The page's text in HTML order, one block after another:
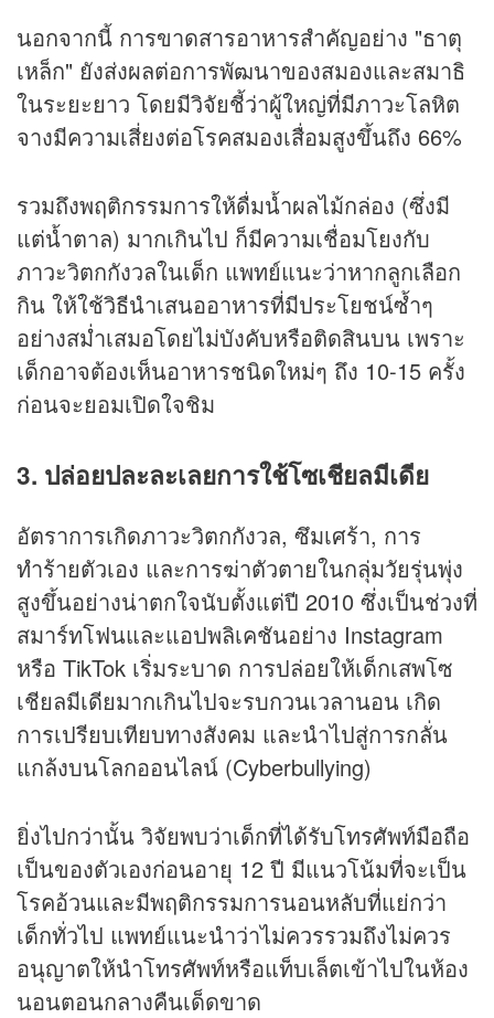
นอกจากนี้ การขาดสารอาหารสำคัญอย่าง "ธาตุ
เหล็ก" ยังส่งผลต่อการพัฒนาของสมองและสมาธิ
ในระยะยาว โดยมีวิจัยชี้ว่าผู้ใหญ่ที่มีภาวะโลหิต
จางมีความเสี่ยงต่อโรคสมองเสื่อมสูงขึ้นถึง 66%
รวมถึงพฤติกรรมการให้ดื่มน้ำผลไม้กล่อง (ซึ่งมี
แต่น้ำตาล) มากเกินไป ก็มีความเชื่อมโยงกับ
ภาวะวิตกกังวลในเด็ก แพทย์แนะว่าหากลูกเลือก
กิน ให้ใช้วิธีนำเสนออาหารที่มีประโยชน์ซ้ำๆ
อย่างสม่ำเสมอโดยไม่บังคับหรือติดสินบน เพราะ
เด็กอาจต้องเห็นอาหารชนิดใหม่ๆ ถึง 10-15 ครั้ง
ก่อนจะยอมเปิดใจชิม
3. ปล่อยปละละเลยการใช้โซเชียลมีเดีย
อัตราการเกิดภาวะวิตกกังวล, ซึมเศร้า, การ
ทำร้ายตัวเอง และการฆ่าตัวตายในกลุ่มวัยรุ่นพุ่ง
สูงขึ้นอย่างน่าตกใจนับตั้งแต่ปี 2010 ซึ่งเป็นช่วงที่
สมาร์ทโฟนและแอปพลิเคชันอย่าง Instagram
หรือ TikTok เริ่มระบาด การปล่อยให้เด็กเสพโซ
เชียลมีเดียมากเกินไปจะรบกวนเวลานอน เกิด
การเปรียบเทียบทางสังคม และนำไปสู่การกลั่น
แกล้งบนโลกออนไลน์ (Cyberbullying)
ยิ่งไปกว่านั้น วิจัยพบว่าเด็กที่ได้รับโทรศัพท์มือถือ
เป็นของตัวเองก่อนอายุ 12 ปี มีแนวโน้มที่จะเป็น
โรคอ้วนและมีพฤติกรรมการนอนหลับที่แย่กว่า
เด็กทั่วไป แพทย์แนะนำว่าไม่ควรรวมถึงไม่ควร
อนุญาตให้นำโทรศัพท์หรือแท็บเล็ตเข้าไปในห้อง
นอนตอนกลางคืนเด็ดขาด